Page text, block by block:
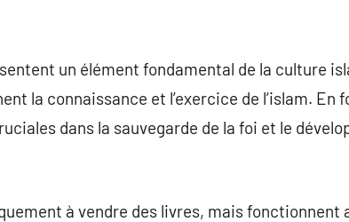
un élément fondamental de la culture
la connaissance et l’exercice de l’islam. En
dans la sauvegarde de la foi et le
à vendre des livres, mais fonctionnent